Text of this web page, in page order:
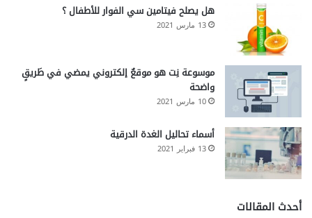
هل يصلح فيتامين سي الفوار للأطفال ؟
13 مارس 2021
موسوعة نِت هو موقعٌ إلكتروني يمضي في طَريقٍ
واضحة
10 مارس 2021
أسماء تحاليل الغدة الدرقية
13 فبراير 2021
أحدث المقالات